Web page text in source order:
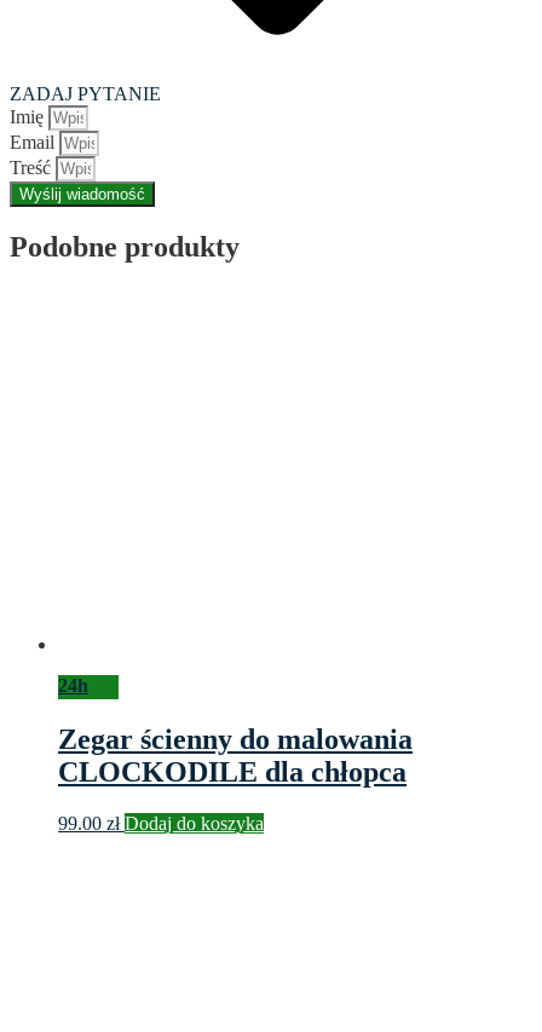
ZADAJ PYTANIE
Imię
Email
Treść
Wyślij wiadomość
Podobne produkty
24h
Zegar ścienny do malowania
CLOCKODILE dla chłopca
99.00 zł Dodaj do koszyka